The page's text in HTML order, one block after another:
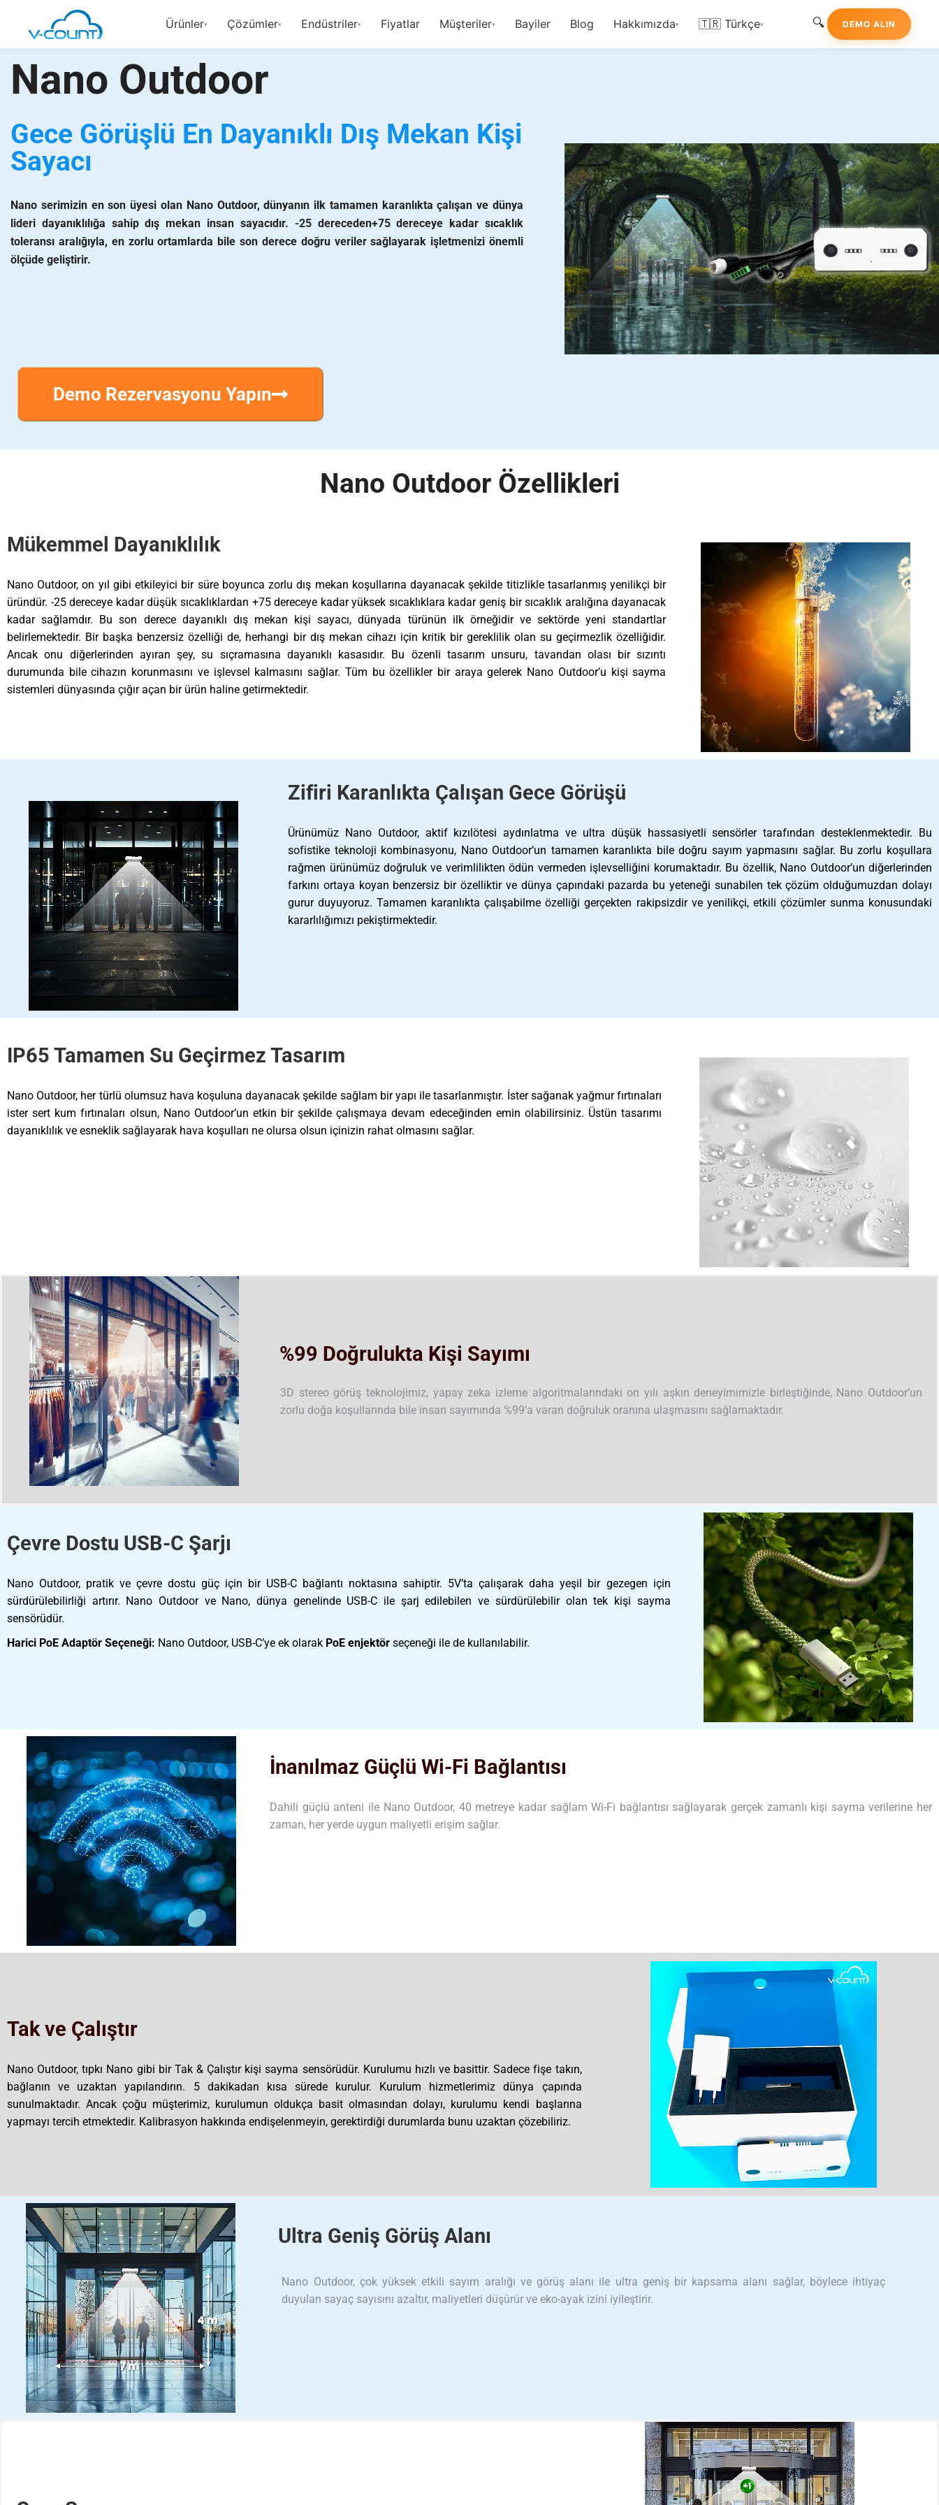
Ürünler▾ Çözümler▾ Endüstriler▾ Fiyatlar Müşteriler▾ Bayiler Blog Hakkımızda▾ 🇹🇷 Türkçe▾ 🔍 DEMO ALIN
Nano Outdoor
Gece Görüşlü En Dayanıklı Dış Mekan Kişi
Sayacı
Nano serimizin en son üyesi olan Nano Outdoor, dünyanın ilk tamamen karanlıkta çalışan ve dünya
lideri dayanıklılığa sahip dış mekan insan sayacıdır. -25 dereceden+75 dereceye kadar sıcaklık
toleransı aralığıyla, en zorlu ortamlarda bile son derece doğru veriler sağlayarak işletmenizi önemli
ölçüde geliştirir.
Demo Rezervasyonu Yapın
Nano Outdoor Özellikleri
Mükemmel Dayanıklılık
Nano Outdoor, on yıl gibi etkileyici bir süre boyunca zorlu dış mekan koşullarına dayanacak şekilde titizlikle tasarlanmış yenilikçi bir
üründür. -25 dereceye kadar düşük sıcaklıklardan +75 dereceye kadar yüksek sıcaklıklara kadar geniş bir sıcaklık aralığına dayanacak
kadar sağlamdır. Bu son derece dayanıklı dış mekan kişi sayacı, dünyada türünün ilk örneğidir ve sektörde yeni standartlar
belirlemektedir. Bir başka benzersiz özelliği de, herhangi bir dış mekan cihazı için kritik bir gereklilik olan su geçirmezlik özelliğidir.
Ancak onu diğerlerinden ayıran şey, su sıçramasına dayanıklı kasasıdır. Bu özenli tasarım unsuru, tavandan olası bir sızıntı
durumunda bile cihazın korunmasını ve işlevsel kalmasını sağlar. Tüm bu özellikler bir araya gelerek Nano Outdoor’u kişi sayma
sistemleri dünyasında çığır açan bir ürün haline getirmektedir.
Zifiri Karanlıkta Çalışan Gece Görüşü
Ürünümüz Nano Outdoor, aktif kızılötesi aydınlatma ve ultra düşük hassasiyetli sensörler tarafından desteklenmektedir. Bu
sofistike teknoloji kombinasyonu, Nano Outdoor’un tamamen karanlıkta bile doğru sayım yapmasını sağlar. Bu zorlu koşullara
rağmen ürünümüz doğruluk ve verimlilikten ödün vermeden işlevselliğini korumaktadır. Bu özellik, Nano Outdoor’un diğerlerinden
farkını ortaya koyan benzersiz bir özelliktir ve dünya çapındaki pazarda bu yeteneği sunabilen tek çözüm olduğumuzdan dolayı
gurur duyuyoruz. Tamamen karanlıkta çalışabilme özelliği gerçekten rakipsizdir ve yenilikçi, etkili çözümler sunma konusundaki
kararlılığımızı pekiştirmektedir.
IP65 Tamamen Su Geçirmez Tasarım
Nano Outdoor, her türlü olumsuz hava koşuluna dayanacak şekilde sağlam bir yapı ile tasarlanmıştır. İster sağanak yağmur fırtınaları
ister sert kum fırtınaları olsun, Nano Outdoor’un etkin bir şekilde çalışmaya devam edeceğinden emin olabilirsiniz. Üstün tasarımı
dayanıklılık ve esneklik sağlayarak hava koşulları ne olursa olsun içinizin rahat olmasını sağlar.
%99 Doğrulukta Kişi Sayımı
3D stereo görüş teknolojimiz, yapay zeka izleme algoritmalarındaki on yılı aşkın deneyimimizle birleştiğinde, Nano Outdoor’un
zorlu doğa koşullarında bile insan sayımında %99’a varan doğruluk oranına ulaşmasını sağlamaktadır.
Çevre Dostu USB-C Şarjı
Nano Outdoor, pratik ve çevre dostu güç için bir USB-C bağlantı noktasına sahiptir. 5V’ta çalışarak daha yeşil bir gezegen için
sürdürülebilirliği artırır. Nano Outdoor ve Nano, dünya genelinde USB-C ile şarj edilebilen ve sürdürülebilir olan tek kişi sayma
sensörüdür.
Harici PoE Adaptör Seçeneği: Nano Outdoor, USB-C’ye ek olarak PoE enjektör seçeneği ile de kullanılabilir.
İnanılmaz Güçlü Wi-Fi Bağlantısı
Dahili güçlü anteni ile Nano Outdoor, 40 metreye kadar sağlam Wi-Fi bağlantısı sağlayarak gerçek zamanlı kişi sayma verilerine her
zaman, her yerde uygun maliyetli erişim sağlar.
Tak ve Çalıştır
Nano Outdoor, tıpkı Nano gibi bir Tak & Çalıştır kişi sayma sensörüdür. Kurulumu hızlı ve basittir. Sadece fişe takın,
bağlanın ve uzaktan yapılandırın. 5 dakikadan kısa sürede kurulur. Kurulum hizmetlerimiz dünya çapında
sunulmaktadır. Ancak çoğu müşterimiz, kurulumun oldukça basit olmasından dolayı, kurulumu kendi başlarına
yapmayı tercih etmektedir. Kalibrasyon hakkında endişelenmeyin, gerektirdiği durumlarda bunu uzaktan çözebiliriz.
Ultra Geniş Görüş Alanı
Nano Outdoor, çok yüksek etkili sayım aralığı ve görüş alanı ile ultra geniş bir kapsama alanı sağlar, böylece ihtiyaç
duyulan sayaç sayısını azaltır, maliyetleri düşürür ve eko-ayak izini iyileştirir.